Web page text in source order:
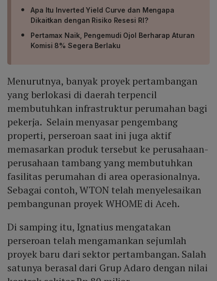
Apa Itu Inverted Yield Curve dan Mengapa
Dikaitkan dengan Risiko Resesi RI?
Pertamax Naik, Pengemudi Ojol Berharap Aturan
Komisi 8% Segera Berlaku
Menurutnya, banyak proyek pertambangan
yang berlokasi di daerah terpencil
membutuhkan infrastruktur perumahan bagi
pekerja. Selain menyasar pengembang
properti, perseroan saat ini juga aktif
memasarkan produk tersebut ke perusahaan-
perusahaan tambang yang membutuhkan
fasilitas perumahan di area operasionalnya.
Sebagai contoh, WTON telah menyelesaikan
pembangunan proyek WHOME di Aceh.
Di samping itu, Ignatius mengatakan
perseroan telah mengamankan sejumlah
proyek baru dari sektor pertambangan. Salah
satunya berasal dari Grup Adaro dengan nilai